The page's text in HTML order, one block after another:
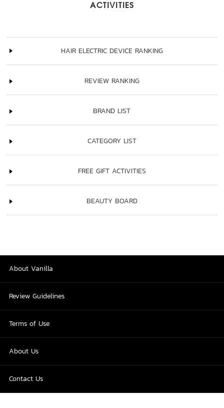
ACTIVITIES
HAIR ELECTRIC DEVICE RANKING
REVIEW RANKING
BRAND LIST
CATEGORY LIST
FREE GIFT ACTIVITIES
BEAUTY BOARD
About Vanilla
Review Guidelines
Terms of Use
About Us
Contact Us